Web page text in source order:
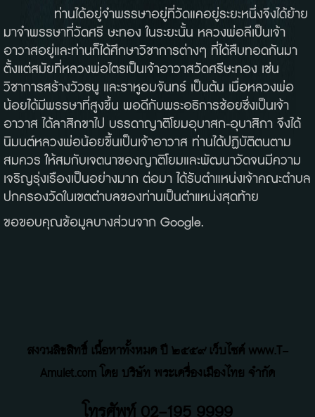
ท่านได้อยู่จำพรรษาอยู่ที่วัดแคอยู่ระยะหนึ่งจึงได้ย้าย
มาจำพรรษาที่วัดศรี ษะทอง ในระยะนั้น หลวงพ่อลีเป็นเจ้า
อาวาสอยู่และท่านก็ได้ศึกษาวิชาการต่างๆ ที่ได้สืบทอดกันมา
ตั้งแต่สมัยที่หลวงพ่อไตรเป็นเจ้าอาวาสวัดศรีษะทอง เช่น
วิชาการสร้างวัวธนู และราหูอมจันทร์ เป็นต้น เมื่อหลวงพ่อ
น้อยได้มีพรรษาที่สูงขึ้น พอดีกับพระอธิการช้อยซึ่งเป็นเจ้า
อาวาส ได้ลาสิกขาไป บรรดาญาติโยมอุบาสก-อุบาสิกา จึงได้
นิมนต์หลวงพ่อน้อยขึ้นเป็นเจ้าอาวาส ท่านได้ปฏิบัติตนตาม
สมควร ให้สมกับเจตนาของญาติโยมและพัฒนาวัดจนมีความ
เจริญรุ่งเรืองเป็นอย่างมาก ต่อมา ได้รับตำแหน่งเจ้าคณะตำบล
ปกครองวัดในเขตตำบลของท่านเป็นตำแหน่งสุดท้าย
ขอขอบคุณข้อมูลบางส่วนจาก Google.
สงวนลิขสิทธิ์ เนื้อหาทั้งหมด ปี ๒๕๕๙ เว็บไซค์ www.T-
Amulet.com โดย บริษัท พระเครื่องเมืองไทย จำกัด